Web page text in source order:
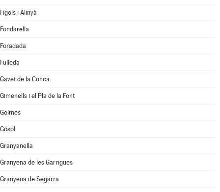
Fígols i Alinyà
Fondarella
Foradada
Fulleda
Gavet de la Conca
Gimenells i el Pla de la Font
Golmés
Gósol
Granyanella
Granyena de les Garrigues
Granyena de Segarra